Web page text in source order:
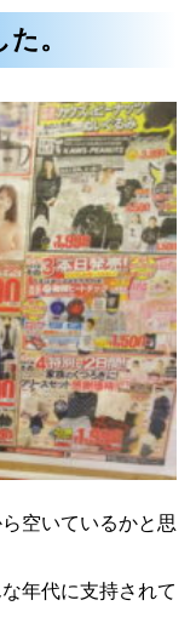
。
空いているかと思
年代に支持されて